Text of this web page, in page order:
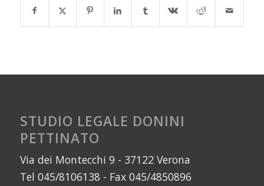
STUDIO LEGALE DONINI
PETTINATO
Via dei Montecchi 9 - 37122 Verona
Tel 045/8106138 - Fax 045/4850896